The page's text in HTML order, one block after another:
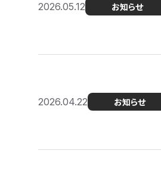
2026.05.12 お知らせ
2026.04.22 お知らせ